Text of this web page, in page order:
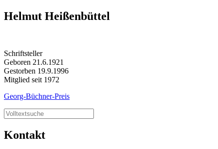
Helmut Heißenbüttel
Schriftsteller
Geboren 21.6.1921
Gestorben 19.9.1996
Mitglied seit 1972
Georg-Büchner-Preis
Kontakt